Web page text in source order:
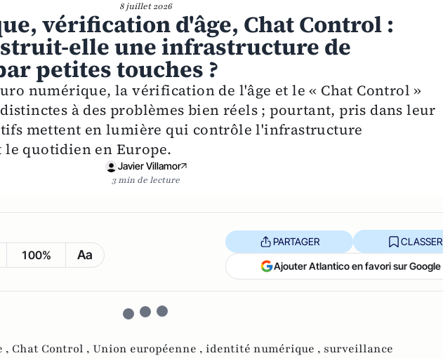
8 juillet 2026
vérification d'âge, Chat Control :
elle une infrastructure de
petites touches ?
numérique, la vérification de l'âge et le « Chat Control »
à des problèmes bien réels ; pourtant, pris dans leur
mettent en lumière qui contrôle l'infrastructure
quotidien en Europe.
Javier Villamor
3 min de lecture
100% Aa
PARTAGER CLASSER
Ajouter Atlantico en favori sur Google
, Chat Control , Union européenne , identité numérique , surveillance